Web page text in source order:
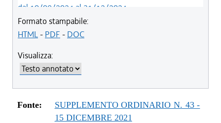
dal 10/08/2024 al 31/12/2024
dal 14/05/2024 al 09/08/2024
dal 01/01/2024 al 13/05/2024
dal 07/03/2023 al 30/10/2023
dal 01/01/2023 al 06/03/2023
dal 10/11/2022 al 31/12/2022
dal 09/08/2022 al 09/11/2022
dal 14/06/2022 al 08/08/2022
Formato stampabile:
HTML- PDF - DOC
Visualizza:
Fonte:
SUPPLEMENTO ORDINARIO N. 43 -
15 DICEMBRE 2021